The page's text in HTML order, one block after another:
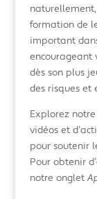
formation de
important
encourageant
dès son plus
des risques et
Explorez
vidéos et
pour soutenir
Pour obtenir
notre onglet